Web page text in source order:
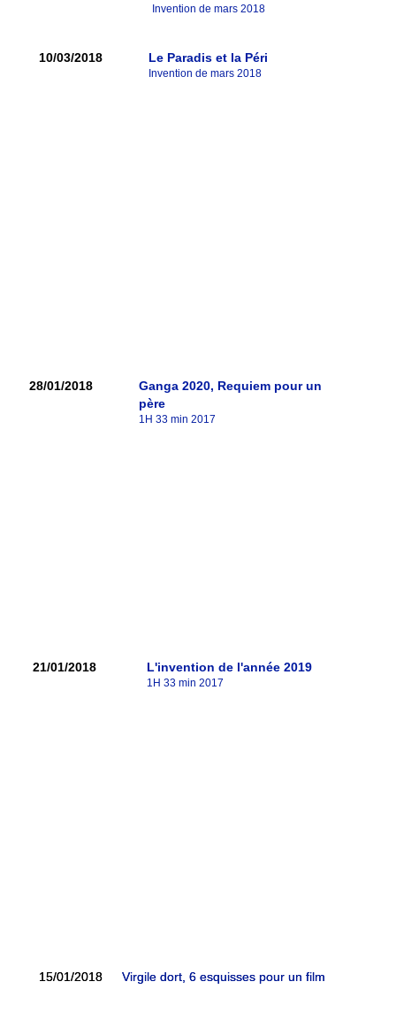
L'invention de l'année 2019
1H 33 min 2017
21/01/2018
Le Paradis et la Péri
Invention de mars 2018
10/03/2018
15/01/2018 Virgile dort, 6 esquisses pour un film
15/01/2018 Virgile dort, 6 esquisses pour un film
Invention de mars 2018
Ganga 2020, Requiem pour un
père
1H 33 min 2017
28/01/2018